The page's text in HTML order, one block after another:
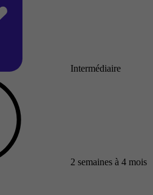
Intermédiaire
2 semaines à 4 mois